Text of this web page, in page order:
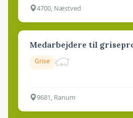
4700, Næstved
Medarbejdere til
Grise
9681, Ranum